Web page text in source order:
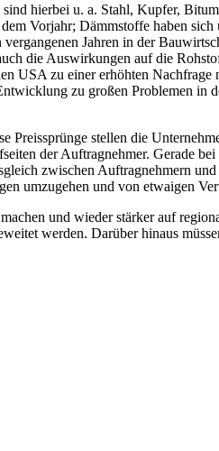
hierbei u. a. Stahl, Kupfer,
Vorjahr; Dämmstoffe haben
Jahren in der
die Auswirkungen auf die
USA zu einer erhöhten
zu großen Problemen in
Preissprünge stellen die
der Auftragnehmer. Gerade
zwischen Auftragnehmern
umzugehen und von etwaigen
und wieder stärker auf
werden. Darüber hinaus